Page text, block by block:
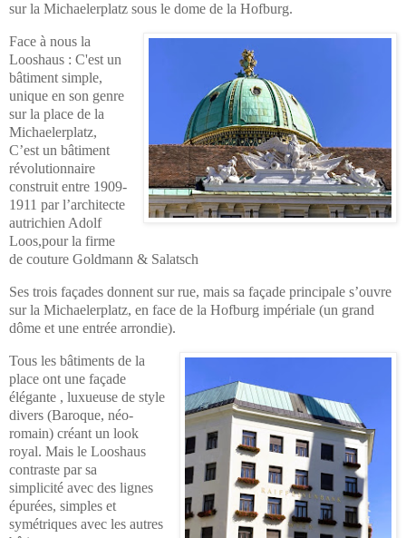
sur la Michaelerplatz sous le dome de la Hofburg.
Face à nous la
Looshaus : C'est un
bâtiment simple,
unique en son genre
sur la place de la
Michaelerplatz,
C’est un bâtiment
révolutionnaire
construit entre 1909-
1911 par l’architecte
autrichien Adolf
Loos,pour la firme
de couture Goldmann & Salatsch
Ses trois façades donnent sur rue, mais sa façade principale s’ouvre
sur la Michaelerplatz, en face de la Hofburg impériale (un grand
dôme et une entrée arrondie).
Tous les bâtiments de la
place ont une façade
élégante , luxueuse de style
divers (Baroque, néo-
romain) créant un look
royal. Mais le Looshaus
contraste par sa
simplicité avec des lignes
épurées, simples et
symétriques avec les autres